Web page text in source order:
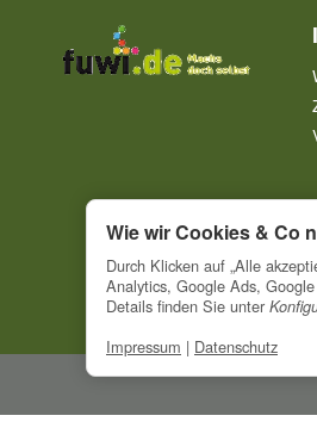
Wie wir Cookies & Co
Durch Klicken auf „Alle
Analytics, Google Ads,
Details finden Sie unter
Impressum | Datenschutz